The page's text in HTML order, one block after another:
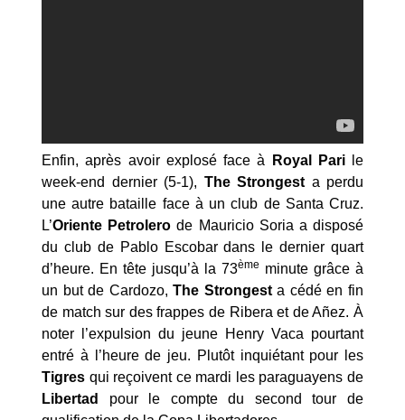
Enfin, après avoir explosé face à Royal Parile
week-end dernier (5-1), The Strongest a perdu
une autre bataille face à un club de Santa Cruz.
L’Oriente Petrolerode Mauricio Soria a disposé
du club de Pablo Escobar dans le dernier quart
d’heure. En tête jusqu’à la 73ème minute grâce à
un but de Cardozo,The Strongesta cédé en fin
de match sur des frappes de Ribera et de Añez. À
noter l’expulsion du jeune Henry Vaca pourtant
entré à l’heure de jeu. Plutôt inquiétant pour les
Tigres qui reçoivent ce mardi les paraguayens de
Libertad
pour le compte du second tour de